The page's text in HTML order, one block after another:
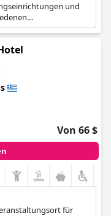
und
Es verfügt über
bis zu 160 Personen
Von 66 $
für